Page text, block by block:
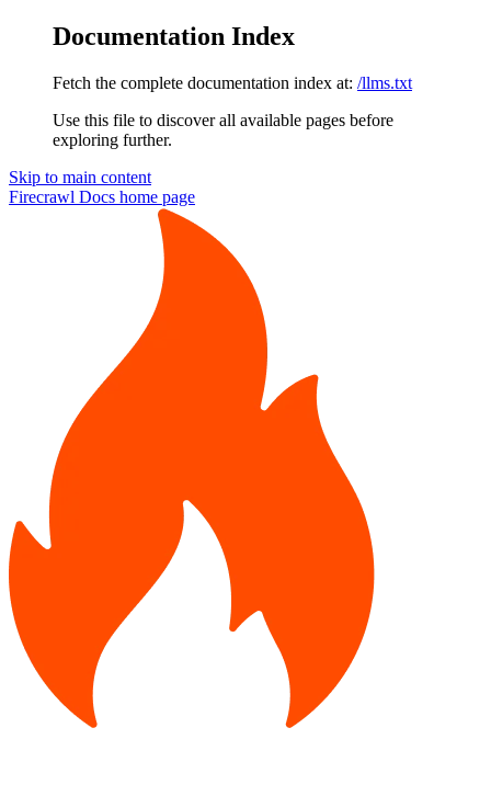
Documentation Index
Fetch the complete documentation index at: /llms.txt
Use this file to discover all available pages before
exploring further.
Skip to main content
Firecrawl Docs home page